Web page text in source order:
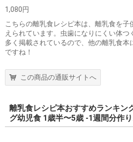
1,080円
こちらの離乳食レシピ本は、離乳食を
えられています。虫歯になりにくい体
多く掲載されているので、他の離乳食本
ですね！
この商品の通販サイトへ
離乳食レシピ本おすすめランキン
グ幼児食 1歳半〜5歳 -1週間分作